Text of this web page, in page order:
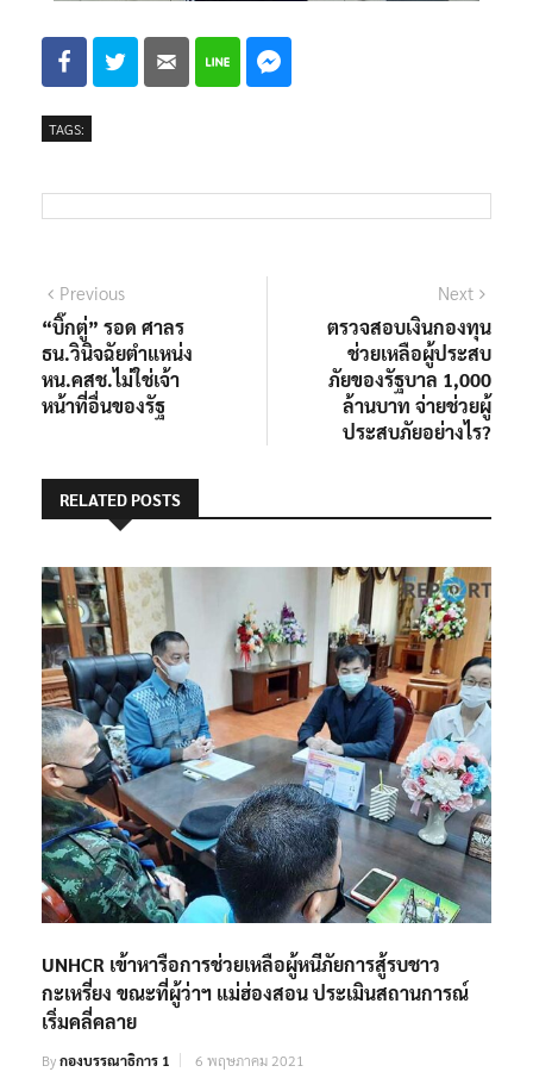
TAGS:
Previous
“บิ๊กตู่” รอด ศาลร
ธน.วินิจฉัยตำแหน่ง
หน.คสช.ไม่ใช่เจ้า
หน้าที่อื่นของรัฐ
Next
ตรวจสอบเงินกองทุน
ช่วยเหลือผู้ประสบ
ภัยของรัฐบาล 1,000
ล้านบาท จ่ายช่วยผู้
ประสบภัยอย่างไร?
RELATED POSTS
UNHCR เข้าหารือการช่วยเหลือผู้หนีภัยการสู้รบชาว
กะเหรี่ยง ขณะที่ผู้ว่าฯ แม่ฮ่องสอน ประเมินสถานการณ์
เริ่มคลี่คลาย
Byกองบรรณาธิการ 1 6 พฤษภาคม 2021